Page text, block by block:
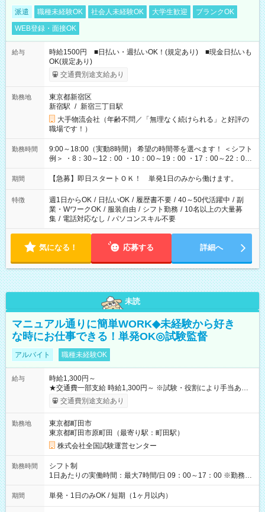
派遣 職種未経験OK 社会人未経験OK 大学生歓迎
ブランクOK
WEB登録・面接OK
給与
時給1500円 ■日払い・週払いOK！(規定あり) ■現金日払いも
OK(規定あり)
交通費別途支給あり
勤務地
東京都新宿区
新宿駅 / 新宿三丁目駅
大手物流会社（年齢不問／「無理なく続けられる」と好評の
職場です！）
勤務時間
9:00～18:00（実動8時間） 希望の時間帯を選べます！ ＜シフト
例＞ ・8：30～12：00 ・10：00～19：00 ・17：00～22：00
・13：00～22：00 ・22：00～翌6：00 など
期間 【急募】即日スタートＯＫ！ 単発1日のみから働けます。
特徴 週1日からOK / 日払いOK / 履歴書不要 / 40～50代活躍中 / 副
業・WワークOK / 服装自由 / シフト勤務 / 10名以上の大量募
集 / 電話対応なし / パソコンスキル不要
気になる！ 応募する 詳細へ
未読
マニュアル通りに簡単WORK◆未経験から好き
な時にお仕事できる！単発OK◎試験監督
アルバイト 職種未経験OK
給与
時給1,300円～
★交通費一部支給 時給1,300円～ ※試験・役割により手当あり
※勤務回数により昇給あり 【即給（前払い）オプションあ
り！】 希望される場合、勤務から1週間ほどで給与の一部を受け
例】 ・河合塾模擬試験 8:30～17:30（休憩1時間） 時給1,300円
×8時間＝日収10,400円＋交通費 ※当日の役割により時給＋100
円の場合あり ・国家試験 7:00～13:30（休憩なし） 時給1,300
円（役割手当＋100円）×6時間＝日収8,400円＋交通費 【試用期
間】試用期間なし
交通費別途支給あり
勤務地
東京都町田市
東京都町田市原町田（最寄り駅：町田駅）
株式会社全国試験運営センター
勤務時間
シフト制
1日あたりの実働時間：最大7時間/日 09：00～17：00 ※勤務時
間は 試験により異なります。
期間 単発・1日のみOK / 短期（1ヶ月以内）